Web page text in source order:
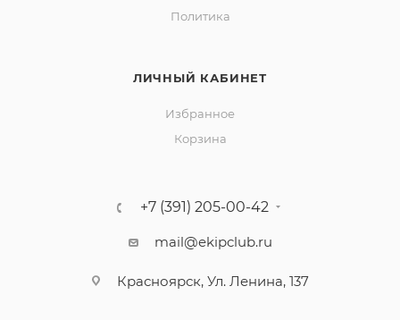
Политика
ЛИЧНЫЙ КАБИНЕТ
Избранное
Корзина
+7 (391) 205-00-42
mail@ekipclub.ru
Красноярск, Ул. Ленина, 137